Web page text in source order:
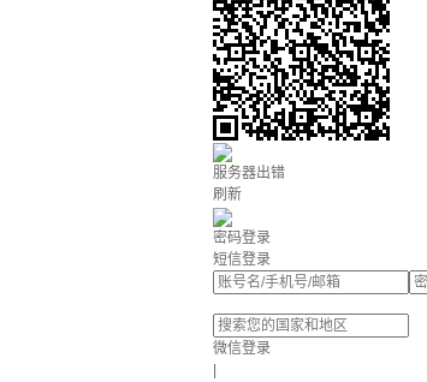
服务器出错
刷新
密码登录
短信登录
微信登录